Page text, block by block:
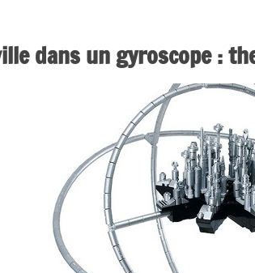
dans un gyroscope :